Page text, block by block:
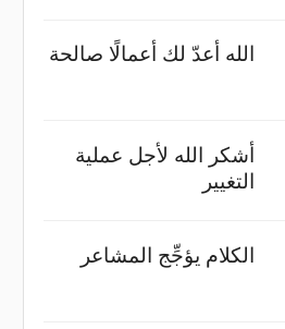
الله أعدّ لك أعمالًا صالحة
أشكر الله لأجل عملية
التغيير
الكلام يؤجِّج المشاعر